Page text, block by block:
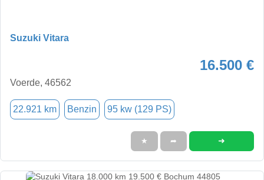
Suzuki Vitara
16.500 €
Voerde, 46562
22.921 km Benzin 95 kw (129 PS)
★ ➦ ➜